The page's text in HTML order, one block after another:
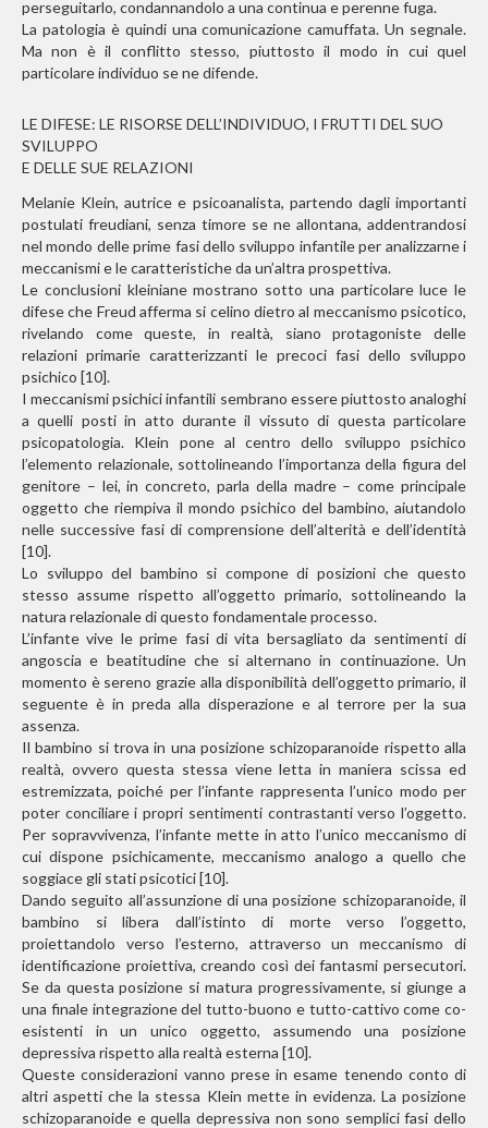
perseguitarlo, condannandolo a una continua e perenne fuga.
La patologia è quindi una comunicazione camuffata. Un segnale.
Ma non è il conflitto stesso, piuttosto il modo in cui quel
particolare individuo se ne difende.
LE DIFESE: LE RISORSE DELL’INDIVIDUO, I FRUTTI DEL SUO
SVILUPPO
E DELLE SUE RELAZIONI
Melanie Klein, autrice e psicoanalista, partendo dagli importanti
postulati freudiani, senza timore se ne allontana, addentrandosi
nel mondo delle prime fasi dello sviluppo infantile per analizzarne i
meccanismi e le caratteristiche da un’altra prospettiva.
Le conclusioni kleiniane mostrano sotto una particolare luce le
difese che Freud afferma si celino dietro al meccanismo psicotico,
rivelando come queste, in realtà, siano protagoniste delle
relazioni primarie caratterizzanti le precoci fasi dello sviluppo
psichico [10].
I meccanismi psichici infantili sembrano essere piuttosto analoghi
a quelli posti in atto durante il vissuto di questa particolare
psicopatologia. Klein pone al centro dello sviluppo psichico
l’elemento relazionale, sottolineando l’importanza della figura del
genitore – lei, in concreto, parla della madre – come principale
oggetto che riempiva il mondo psichico del bambino, aiutandolo
nelle successive fasi di comprensione dell’alterità e dell’identità
[10].
Lo sviluppo del bambino si compone di posizioni che questo
stesso assume rispetto all’oggetto primario, sottolineando la
natura relazionale di questo fondamentale processo.
L’infante vive le prime fasi di vita bersagliato da sentimenti di
angoscia e beatitudine che si alternano in continuazione. Un
momento è sereno grazie alla disponibilità dell’oggetto primario, il
seguente è in preda alla disperazione e al terrore per la sua
assenza.
Il bambino si trova in una posizione schizoparanoide rispetto alla
realtà, ovvero questa stessa viene letta in maniera scissa ed
estremizzata, poiché per l’infante rappresenta l’unico modo per
poter conciliare i propri sentimenti contrastanti verso l’oggetto.
Per sopravvivenza, l’infante mette in atto l’unico meccanismo di
cui dispone psichicamente, meccanismo analogo a quello che
soggiace gli stati psicotici [10].
Dando seguito all’assunzione di una posizione schizoparanoide, il
bambino si libera dall’istinto di morte verso l’oggetto,
proiettandolo verso l’esterno, attraverso un meccanismo di
identificazione proiettiva, creando così dei fantasmi persecutori.
Se da questa posizione si matura progressivamente, si giunge a
una finale integrazione del tutto-buono e tutto-cattivo come co-
esistenti in un unico oggetto, assumendo una posizione
depressiva rispetto alla realtà esterna [10].
Queste considerazioni vanno prese in esame tenendo conto di
altri aspetti che la stessa Klein mette in evidenza. La posizione
schizoparanoide e quella depressiva non sono semplici fasi dello